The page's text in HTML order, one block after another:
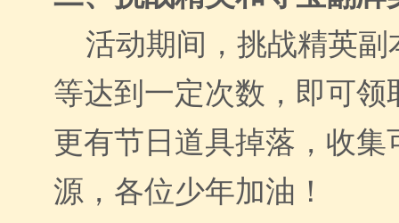
活动期间，挑战精英
等达到一定次数，即可领
更有节日道具掉落，收集
源，各位少年加油！